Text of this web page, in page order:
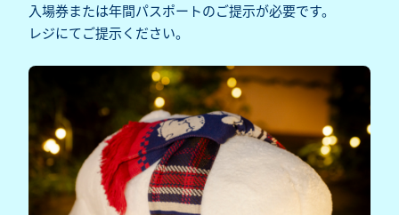
入場券または年間パスポートのご提示が必要です。
レジにてご提示ください。